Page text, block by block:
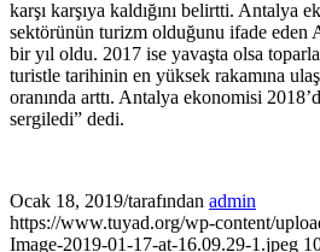
karşı karşıya kaldığını belirtti. Antalya
sektörünün turizm olduğunu ifade eden
bir yıl oldu. 2017 ise yavaşta olsa
turistle tarihinin en yüksek rakamına
oranında arttı. Antalya ekonomisi
sergiledi” dedi.
Ocak 18, 2019/tarafından admin
https://www.tuyad.org/wp-content/
Image-2019-01-17-at-16.09.29-1.jpeg